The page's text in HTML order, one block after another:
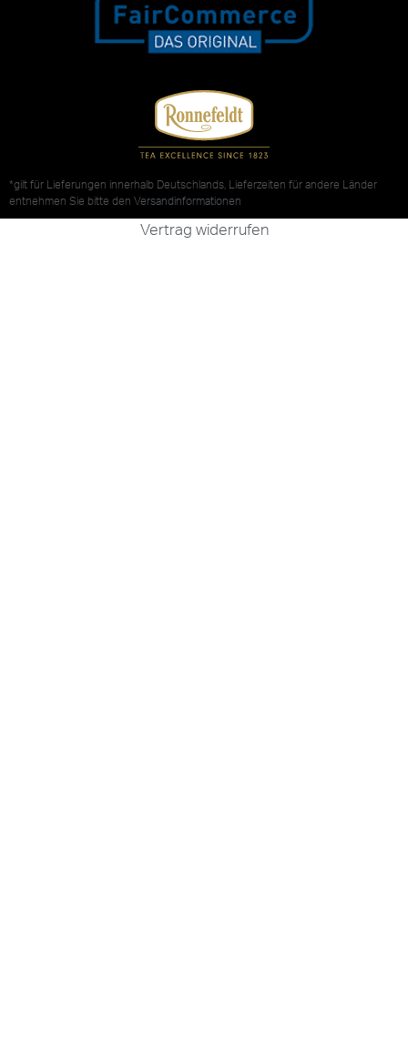
*gilt für Lieferungen innerhalb Deutschlands, Lieferzeiten für andere Länder
entnehmen Sie bitte den Versandinformationen
Vertrag widerrufen